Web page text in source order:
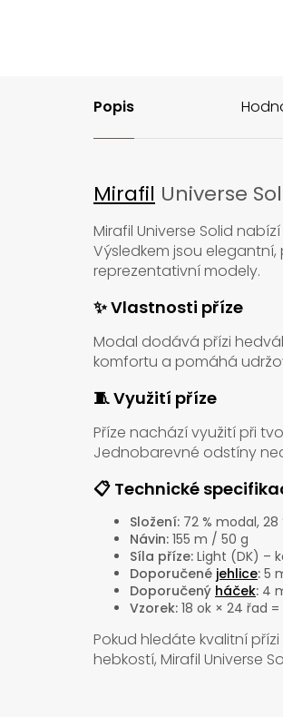
Popis
Mirafil Universe
Mirafil Universe Solid
Výsledkem jsou
reprezentativní modely.
✨ Vlastnosti příze
Modal dodává přízi
komfortu a pomáhá
🧵 Využití příze
Příze nachází využití při
Jednobarevné odstíny
📋 Technické
Složení: 72 % modal, 28
Návin: 155 m / 50 g
Síla příze: Light (DK) –
Doporučené jehlice: 5
Doporučený háček: 4
Vzorek: 18 ok × 24 řad =
Pokud hledáte kvalitní
hebkostí, Mirafil Universe